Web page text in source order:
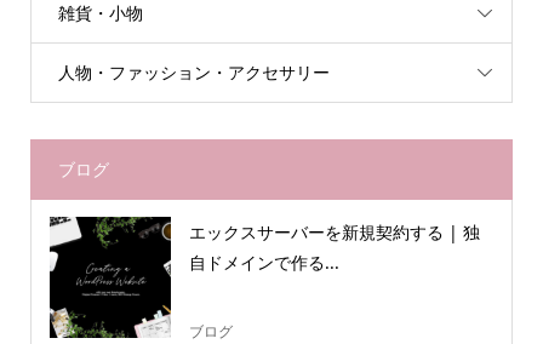
雑貨・小物
人物・ファッション・アクセサリー
ブログ
エックスサーバーを新規契約する | 独
自ドメインで作る...
ブログ